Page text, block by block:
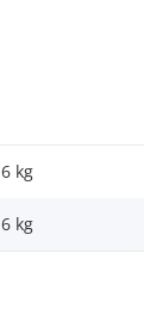
kg
kg